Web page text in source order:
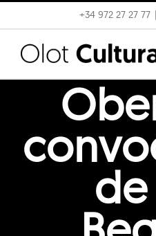
to
content
+34 972 27 27 77